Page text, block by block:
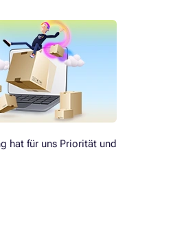
hat für uns Priorität und